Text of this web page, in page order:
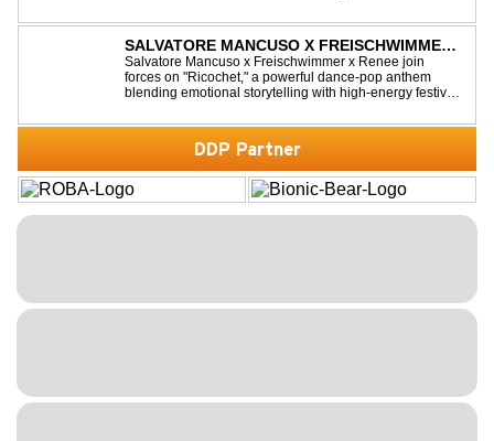
Combining a bouncy bassline and a fresh, feel-good
production, this modern da...
SALVATORE MANCUSO X FREISCHWIMMER
X RENEE - RICOCHET
Salvatore Mancuso x Freischwimmer x Renee join
forces on "Ricochet," a powerful dance-pop anthem
blending emotional storytelling with high-energy festival
track transforms a timeless theme into a fresh, modern
dance experience. Crafted by...
DDP Partner